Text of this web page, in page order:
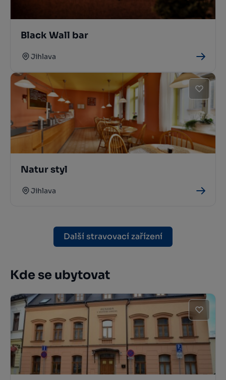
Black Wall bar
Jihlava
Natur styl
Jihlava
Další stravovací zařízení
Kde se ubytovat